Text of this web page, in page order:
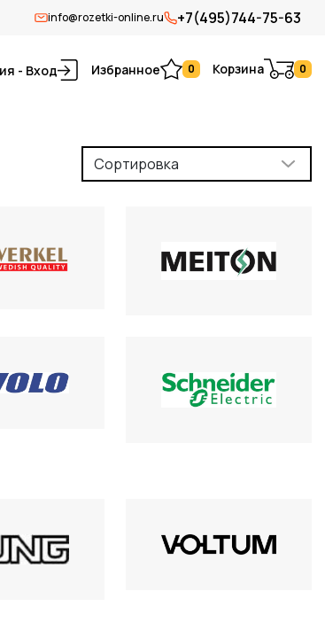
info@rozetki-online.ru +7(495)744-75-63
- Вход Избранное 0 Корзина 0
Сортировка